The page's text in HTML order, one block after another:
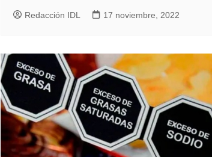
Redacción IDL 17 noviembre, 2022